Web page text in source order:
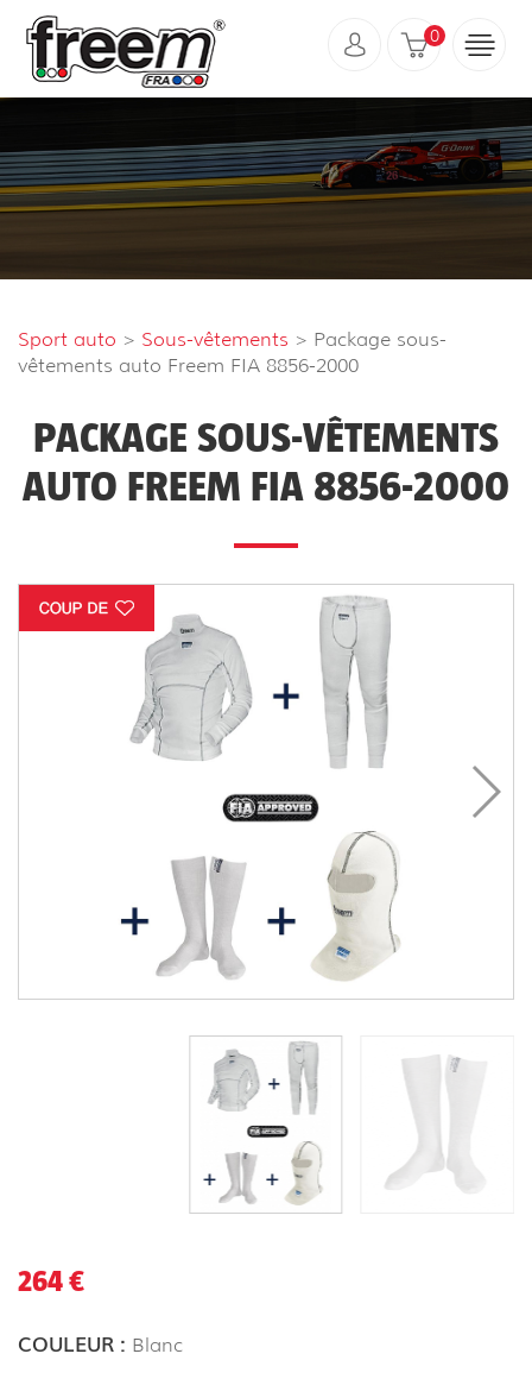
0
Sport auto > Sous-vêtements > Package sous-
vêtements auto Freem FIA 8856-2000
PACKAGE SOUS-VÊTEMENTS
AUTO FREEM FIA 8856-2000
264 €
COULEUR : Blanc